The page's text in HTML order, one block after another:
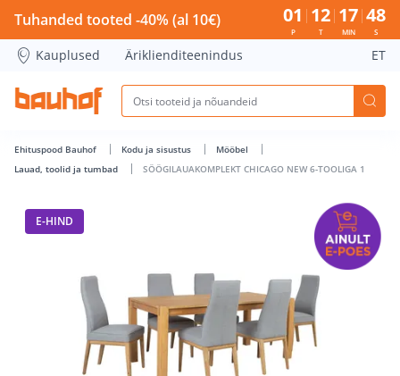
SÖÖGILAUAKOMPLEKT CHICAGO NEW 6-TOOLIGA 1 -
Tuhanded tooted -40% (al 10€) 01
P
12
T
17
MIN
48
S
Kauplused Äriklienditeenindus ET
Ehituspood Bauhof Kodu ja sisustus
Mööbel
Lauad, toolid ja tumbad
SÖÖGILAUAKOMPLEKT CHICAGO NEW 6-TOOLIGA 1
E-HIND